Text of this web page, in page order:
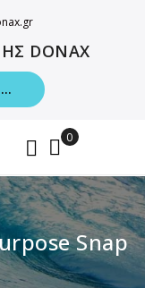
DONAX
Snap